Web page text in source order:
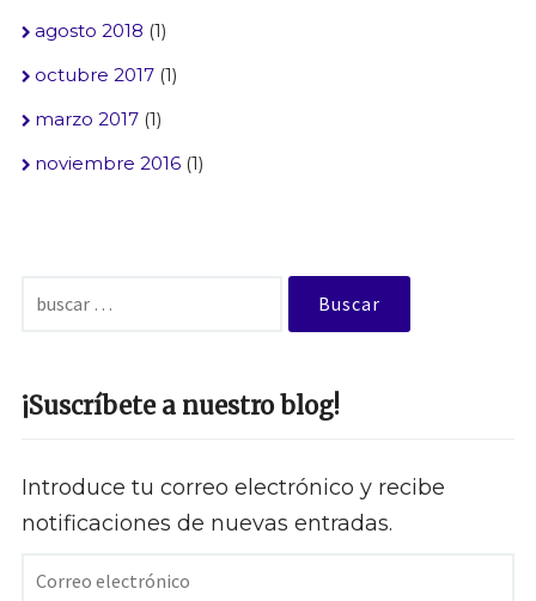
agosto 2018 (1)
octubre 2017(1)
marzo 2017(1)
noviembre 2016(1)
¡Suscríbete a nuestro blog!
Introduce tu correo electrónico y recibe
notificaciones de nuevas entradas.
Correo